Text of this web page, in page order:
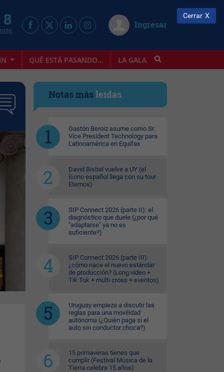
Ingresar
QUÉ ESTÁ PASANDO... LA GALA INFOSTYLE
Notas másleídas
Gastón Beroiz asume como Sr.
Vice President Technology para
Latinoamérica en Equifax
David Bisbal vuelve a UY (el
ícono español llega con su tour
Eternos)
SIP Connect 2026 (parte II): el
diagnóstico que duele (¿por qué
"adaptarse" ya no es
suficiente?)
SIP Connect 2026 (parte III):
¿cómo nace el nuevo estándar
de producción? (Long video +
Tik Tok + multi cross + eventos)
Uruguay empieza a discutir las
reglas para una movilidad
autónoma (¿Quién paga si el
auto sin conductor choca?)
15 primaveras tienes que
cumplir (Festival Música de la
Tierra celebra 15 años)
Cerrar